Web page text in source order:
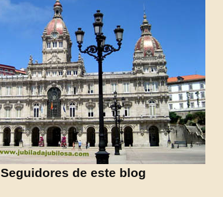
Seguidores de este blog